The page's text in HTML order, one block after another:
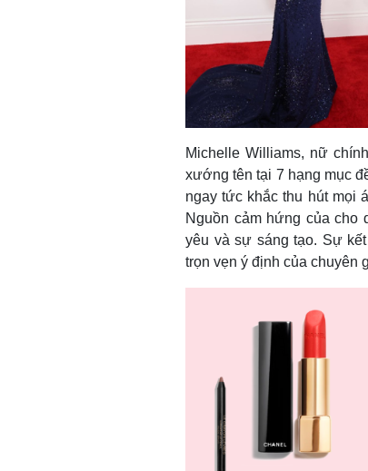
Michelle Williams, nữ
xướng tên tại 7 hạng mục
ngay tức khắc thu hút mọi
Nguồn cảm hứng của cho
yêu và sự sáng tạo. Sự
trọn vẹn ý định của chuyên